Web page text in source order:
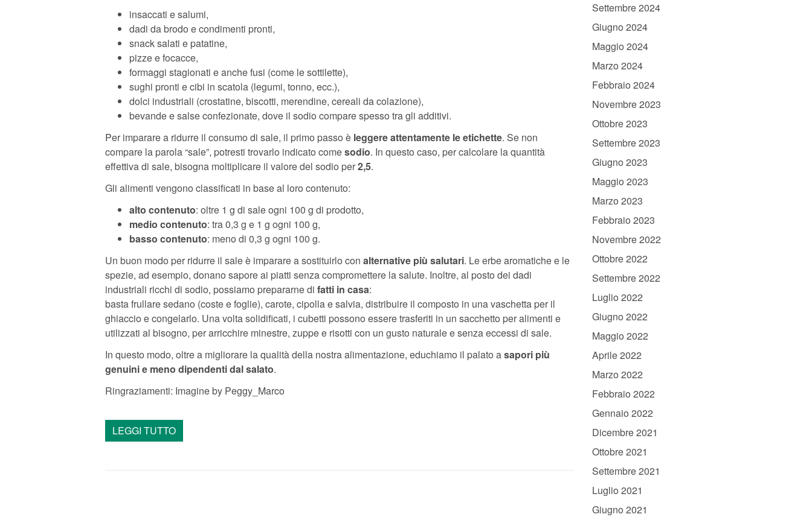
insaccati e salumi,
dadi da brodo e condimenti pronti,
snack salati e patatine,
pizze e focacce,
formaggi stagionati e anche fusi (come le sottilette),
sughi pronti e cibi in scatola (legumi, tonno, ecc.),
dolci industriali (crostatine, biscotti, merendine, cereali da colazione),
bevande e salse confezionate, dove il sodio compare spesso tra gli additivi.
Per imparare a ridurre il consumo di sale, il primo passo è leggere attentamente le etichette. Se non
compare la parola “sale”, potresti trovarlo indicato comesodio. In questo caso, per calcolare la quantità
effettiva di sale, bisogna moltiplicare il valore del sodio per2,5.
Gli alimenti vengono classificati in base al loro contenuto:
alto contenuto: oltre 1 g di sale ogni 100 g di prodotto,
medio contenuto: tra 0,3 g e 1 g ogni 100 g,
basso contenuto: meno di 0,3 g ogni 100 g.
Un buon modo per ridurre il sale è imparare a sostituirlo con alternative più salutari. Le erbe aromatiche e le
spezie, ad esempio, donano sapore ai piatti senza compromettere la salute. Inoltre, al posto dei dadi
industriali ricchi di sodio, possiamo prepararne di fatti in casa:
basta frullare sedano (coste e foglie), carote, cipolla e salvia, distribuire il composto in una vaschetta per il
ghiaccio e congelarlo. Una volta solidificati, i cubetti possono essere trasferiti in un sacchetto per alimenti e
utilizzati al bisogno, per arricchire minestre, zuppe e risotti con un gusto naturale e senza eccessi di sale.
In questo modo, oltre a migliorare la qualità della nostra alimentazione, educhiamo il palato asapori più
genuini e meno dipendenti dal salato.
Ringraziamenti: Imagine by Peggy_Marco
LEGGI TUTTO
Settembre 2024
Giugno 2024
Maggio 2024
Marzo 2024
Febbraio 2024
Novembre 2023
Ottobre 2023
Settembre 2023
Giugno 2023
Maggio 2023
Marzo 2023
Febbraio 2023
Novembre 2022
Ottobre 2022
Settembre 2022
Luglio 2022
Giugno 2022
Maggio 2022
Aprile 2022
Marzo 2022
Febbraio 2022
Gennaio 2022
Dicembre 2021
Ottobre 2021
Settembre 2021
Luglio 2021
Giugno 2021